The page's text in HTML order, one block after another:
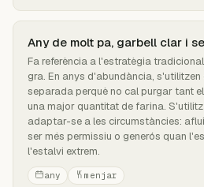
Any de molt pa, garbell clar i
Fa referència a l'estratègia
gra. En anys d'abundància,
separada perquè no cal purgar tant
una major quantitat de farina.
adaptar-se a les circumstàncies:
ser més permissiu o generós quan
l'estalvi extrem.
any menjar